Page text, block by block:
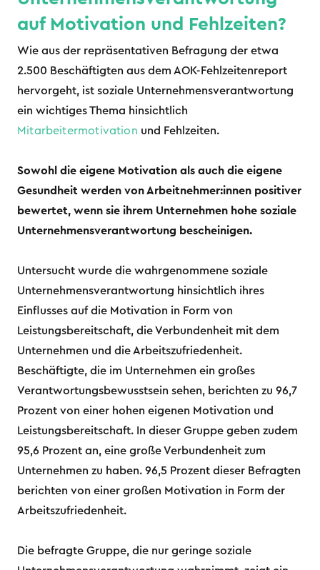
auf Motivation und Fehlzeiten?
Wie aus der repräsentativen Befragung der etwa
2.500 Beschäftigten aus dem AOK-Fehlzeitenreport
hervorgeht, ist soziale Unternehmensverantwortung
ein wichtiges Thema hinsichtlich
Mitarbeitermotivation und Fehlzeiten.
Sowohl die eigene Motivation als auch die eigene
Gesundheit werden von Arbeitnehmer:innen positiver
bewertet, wenn sie ihrem Unternehmen hohe soziale
Unternehmensverantwortung bescheinigen.
Untersucht wurde die wahrgenommene soziale
Unternehmensverantwortung hinsichtlich ihres
Einflusses auf die Motivation in Form von
Leistungsbereitschaft, die Verbundenheit mit dem
Unternehmen und die Arbeitszufriedenheit.
Beschäftigte, die im Unternehmen ein großes
Verantwortungsbewusstsein sehen, berichten zu 96,7
Prozent von einer hohen eigenen Motivation und
Leistungsbereitschaft. In dieser Gruppe geben zudem
95,6 Prozent an, eine große Verbundenheit zum
Unternehmen zu haben. 96,5 Prozent dieser Befragten
berichten von einer großen Motivation in Form der
Arbeitszufriedenheit.
Die befragte Gruppe, die nur geringe soziale